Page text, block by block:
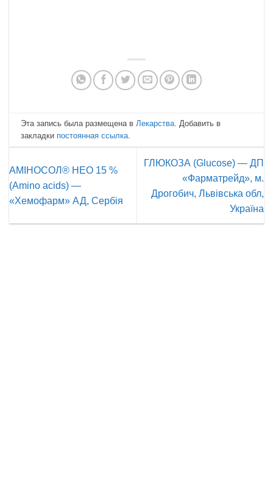
Эта запись была размещена в Лекарства . Добавить в
закладки постоянная ссылка
АМІНОСОЛ® НЕО 15 %
(Amino acids) —
«Хемофарм» АД, Сербія
ГЛЮКОЗА (Glucose) — ДП
«Фарматрейд», м.
Дрогобич, Львівська обл,
Україна